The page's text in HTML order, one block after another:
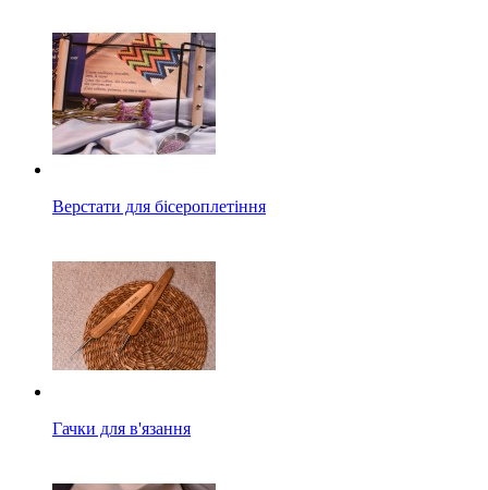
Верстати для бісероплетіння
Гачки для в'язання